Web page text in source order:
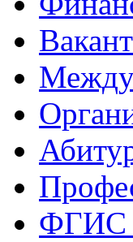
ФГИС